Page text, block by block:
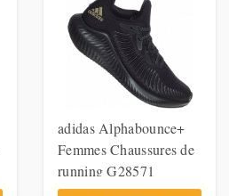
adidas Alphabounce+
Femmes Chaussures de
running G28571